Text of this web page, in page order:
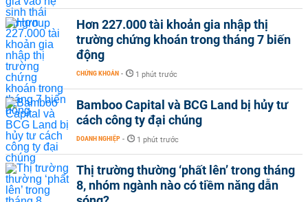
Hơn 227.000 tài khoản gia nhập thị
trường chứng khoán trong tháng 7 biến
động
CHỨNG KHOÁN - 1 phút trước
Bamboo Capital và BCG Land bị hủy tư
cách công ty đại chúng
DOANH NGHIỆP - 1 phút trước
Thị trường thường ‘phất lên’ trong tháng
8, nhóm ngành nào có tiềm năng dẫn